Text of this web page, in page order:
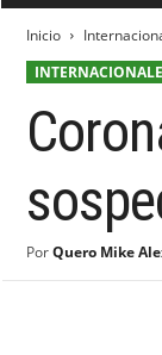
Inicio
Por Quero Mike